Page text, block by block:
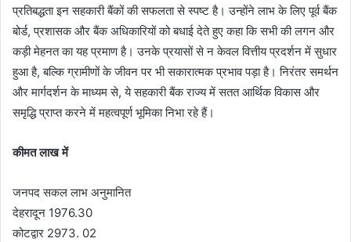
प्रतिबद्धता इन सहकारी बैंकों की सफलता से स्पष्ट है। उन्होंने लाभ के लिए पूर्व बैंक
बोर्ड, प्रशासक और बैंक अधिकारियों को बधाई देते हुए कहा कि सभी की लगन और
कड़ी मेहनत का यह प्रमाण है। उनके प्रयासों से न केवल वित्तीय प्रदर्शन में सुधार
हुआ है, बल्कि ग्रामीणों के जीवन पर भी सकारात्मक प्रभाव पड़ा है। निरंतर समर्थन
और मार्गदर्शन के माध्यम से, ये सहकारी बैंक राज्य में सतत आर्थिक विकास और
समृद्धि प्राप्त करने में महत्वपूर्ण भूमिका निभा रहे हैं।
कीमत लाख में
जनपद सकल लाभ अनुमानित
देहरादून 1976.30
कोटद्वार 2973. 02